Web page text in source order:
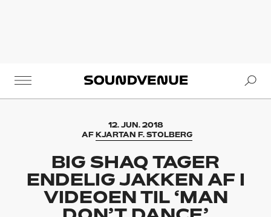
Soundvenue
12. JUN. 2018
AF KJARTAN F. STOLBERG
BIG SHAQ TAGER
ENDELIG JAKKEN AF I
VIDEOEN TIL ‘MAN